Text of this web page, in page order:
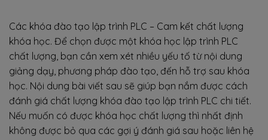
Các khóa đào tạo lập trình PLC – Cam kết chất lượng
khóa học. Để chọn được một khóa học lập trình PLC
chất lượng, bạn cần xem xét nhiều yếu tố từ nội dung
giảng dạy, phương pháp đào tạo, đến hỗ trợ sau khóa
học. Nội dung bài viết sau sẽ giúp bạn nắm được cách
đánh giá chất lượng khóa đào tạo lập trình PLC chi tiết.
Nếu muốn có được khóa học chất lượng thì nhất định
không được bỏ qua các gợi ý đánh giá sau hoặc liên hệ